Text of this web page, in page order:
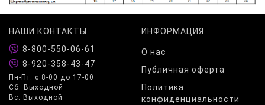
НАШИ КОНТАКТЫ
8-800-550-06-61
8-920-358-43-47
Пн-Пт. с 8-00 до 17-00
Сб. Выходной
Вс. Выходной
ИНФОРМАЦИЯ
О нас
Публичная оферта
Политика
конфиденциальности